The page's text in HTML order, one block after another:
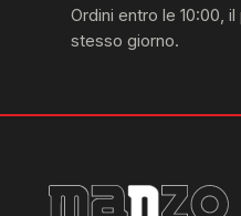
Ordini entro le 10:00,
stesso giorno.